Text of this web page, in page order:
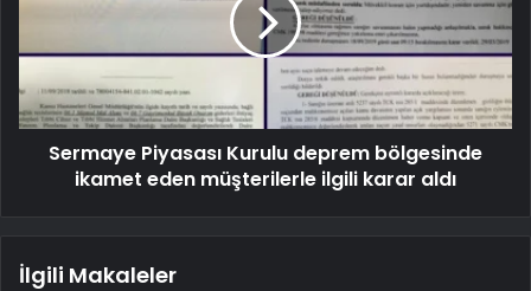
Sermaye Piyasası Kurulu deprem bölgesinde
ikamet eden müşterilerle ilgili karar aldı
İlgili Makaleler